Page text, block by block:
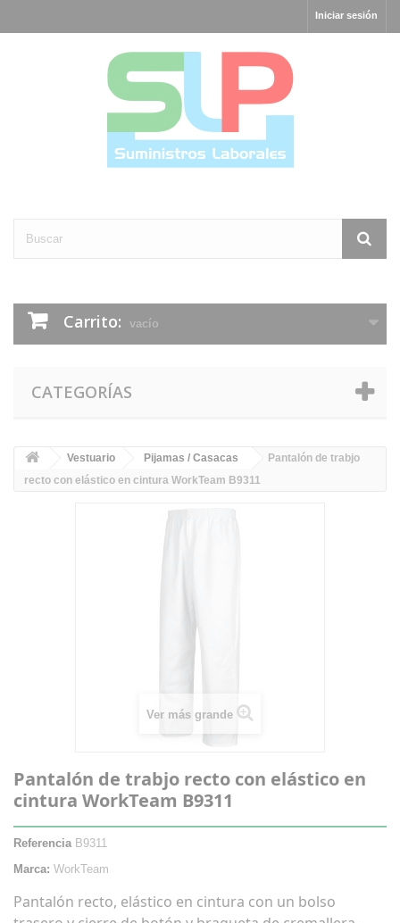
Iniciar sesión
Carrito: vacío
CATEGORÍAS
Vestuario Pijamas / Casacas
Pantalón de trabjo
recto con elástico en cintura WorkTeam B9311
Ver más grande
Pantalón de trabjo recto con elástico en
cintura WorkTeam B9311
Referencia B9311
Marca: WorkTeam
Pantalón recto, elástico en cintura con un bolso